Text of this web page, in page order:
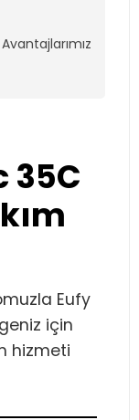
35C
Eufy
için
hizmeti